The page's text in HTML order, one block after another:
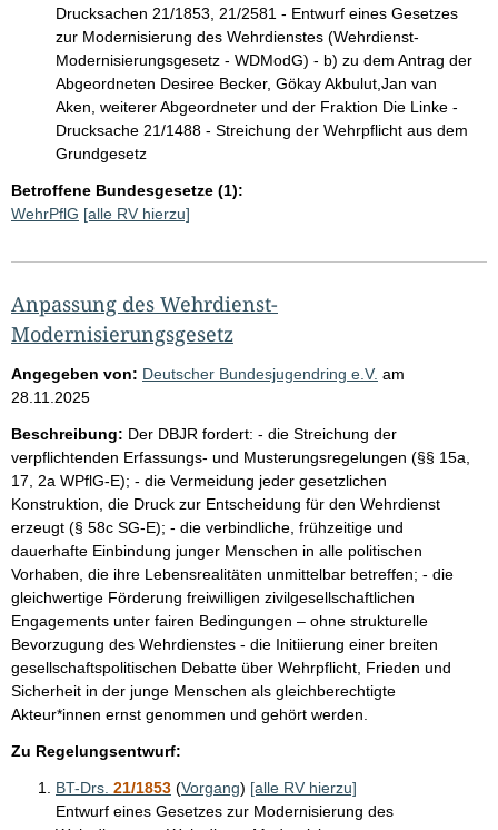
Drucksachen 21/1853, 21/2581 - Entwurf eines Gesetzes
zur Modernisierung des Wehrdienstes (Wehrdienst-
Modernisierungsgesetz - WDModG) - b) zu dem Antrag der
Abgeordneten Desiree Becker, Gökay Akbulut,Jan van
Aken, weiterer Abgeordneter und der Fraktion Die Linke -
Drucksache 21/1488 - Streichung der Wehrpflicht aus dem
Grundgesetz
Betroffene Bundesgesetze (1):
WehrPflG [alle RV hierzu]
Anpassung des Wehrdienst-
Modernisierungsgesetz
Angegeben von: Deutscher Bundesjugendring e.V. am
28.11.2025
Beschreibung: Der DBJR fordert: - die Streichung der
verpflichtenden Erfassungs- und Musterungsregelungen (§§ 15a,
17, 2a WPflG-E); - die Vermeidung jeder gesetzlichen
Konstruktion, die Druck zur Entscheidung für den Wehrdienst
erzeugt (§ 58c SG-E); - die verbindliche, frühzeitige und
dauerhafte Einbindung junger Menschen in alle politischen
Vorhaben, die ihre Lebensrealitäten unmittelbar betreffen; - die
gleichwertige Förderung freiwilligen zivilgesellschaftlichen
Engagements unter fairen Bedingungen – ohne strukturelle
Bevorzugung des Wehrdienstes - die Initiierung einer breiten
gesellschaftspolitischen Debatte über Wehrpflicht, Frieden und
Sicherheit in der junge Menschen als gleichberechtigte
Akteur*innen ernst genommen und gehört werden.
Zu Regelungsentwurf:
BT-Drs. 21/1853 (Vorgang) [alle RV hierzu]
Entwurf eines Gesetzes zur Modernisierung des